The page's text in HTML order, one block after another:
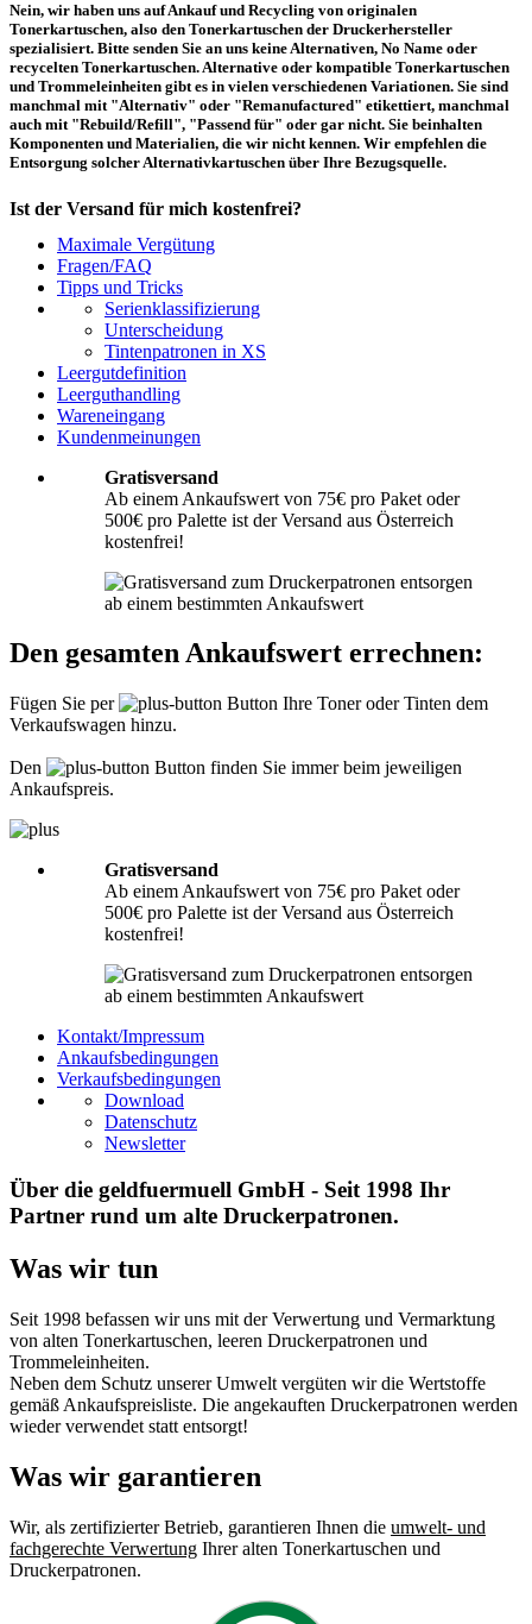
Nein, wir haben uns auf Ankauf und Recycling von originalen
Tonerkartuschen, also den Tonerkartuschen der Druckerhersteller
spezialisiert. Bitte senden Sie an uns keine Alternativen, No Name oder
recycelten Tonerkartuschen. Alternative oder kompatible Tonerkartuschen
und Trommeleinheiten gibt es in vielen verschiedenen Variationen. Sie sind
manchmal mit "Alternativ" oder "Remanufactured" etikettiert, manchmal
auch mit "Rebuild/Refill", "Passend für" oder gar nicht. Sie beinhalten
Komponenten und Materialien, die wir nicht kennen. Wir empfehlen die
Entsorgung solcher Alternativkartuschen über Ihre Bezugsquelle.
Ist der Versand für mich kostenfrei?
Ein kostenfreier Versand aus Österreich (per Paketmarke oder Abholung) ist
erst ab einem Ankaufswert von 75,00€ pro Paket bzw. 500,00€ pro Palette
möglich. Unter diesen Werten belaufen sich die Rücksendekosten auf 10,71€
pro Paket bzw. 119,00€ pro Palette (inkl. MwSt.). Diese werden vom
eingesandten Ankaufswert abgezogen. Falls Sie die o. g. Werte nicht
erreichen, empfehlen wir Ihnen den Versand auf eigene Kosten! Unter
Versand können Sie den Versandablauf beginnen.
Wie muss ich die Kartuschen und Patronen verpacken?
sich um hochempfindliche Konstruktionen. Daher ist es wichtig, dass Sie für
eine sichere Transportverpackung sorgen. Die Verpackung muss den Inhalt
der Sendung gegen Beanspruchungen, denen sie normalerweise während des
Versandes ausgesetzt ist (z.B. durch Druck, Stoß, Fall oder Vibration) sicher
Informationen hierzu finden Sie unter Richtig packen.
Bitte legen Sie Ihrer Lieferung immer den
Angaben bei: Firmenname, Ansprechpartner, Adresse, Telefon- und
Faxnummer, Email-Adresse und Steuernummer. Falls Sie als Privatperson
senden, benötigen wir nur Ihren Namen, Adresse, Telefonnummer und
Tinten ist nicht erforderlich.
Maximale Vergütung
Fragen/FAQ
Tipps und Tricks
Serienklassifizierung
Unterscheidung
Tintenpatronen in XS
Leergutdefinition
Leerguthandling
Wareneingang
Kundenmeinungen
Gratisversand
Ab einem Ankaufswert von 75€ pro Paket oder
500€ pro Palette ist der Versand aus Österreich
kostenfrei!
Den gesamten Ankaufswert errechnen:
Fügen Sie per
Button Ihre Toner oder Tinten dem
Verkaufswagen hinzu.
Den
Button finden Sie immer beim jeweiligen
Ankaufspreis.
Gratisversand
Ab einem Ankaufswert von 75€ pro Paket oder
500€ pro Palette ist der Versand aus Österreich
kostenfrei!
Kontakt/Impressum
Ankaufsbedingungen
Verkaufsbedingungen
Download
Datenschutz
Newsletter
Über die geldfuermuell GmbH - Seit 1998 Ihr
Partner rund um alte Druckerpatronen.
Was wir tun
Seit 1998 befassen wir uns mit der Verwertung und Vermarktung
von alten Tonerkartuschen, leeren Druckerpatronen und
Trommeleinheiten.
Neben dem Schutz unserer Umwelt vergüten wir die Wertstoffe
gemäß Ankaufspreisliste. Die angekauften Druckerpatronen werden
wieder verwendet statt entsorgt!
Was wir garantieren
Wir, als zertifizierter Betrieb, garantieren Ihnen die umwelt- und
fachgerechte Verwertung Ihrer alten Tonerkartuschen und
Druckerpatronen.